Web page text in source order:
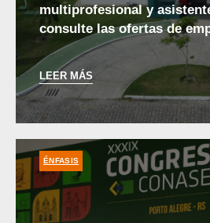
multiprofesional y
consulte las ofertas de
LEER MÁS
ÉNFASIS